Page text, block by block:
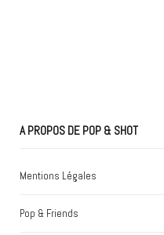
A PROPOS DE POP & SHOT
Mentions Légales
Pop & Friends